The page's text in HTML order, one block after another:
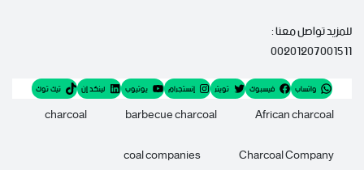
للمزيد تواصل معنا :
00201207001511
واتساب فيسبوك تويتر إنستجرام يوتيوب لينكد إن تيك توك
African charcoal
barbecue charcoal
charcoal
Charcoal Company
coal companies